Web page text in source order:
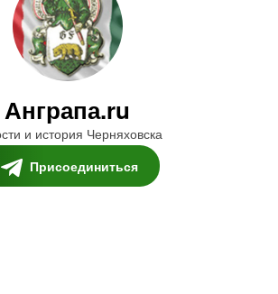
Анграпа.ru
и история Черняховска
Присоединиться